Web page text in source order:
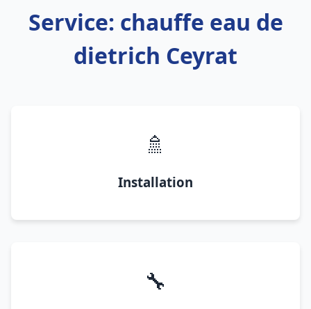
Service: chauffe eau de
dietrich Ceyrat
🚿
Installation
🔧